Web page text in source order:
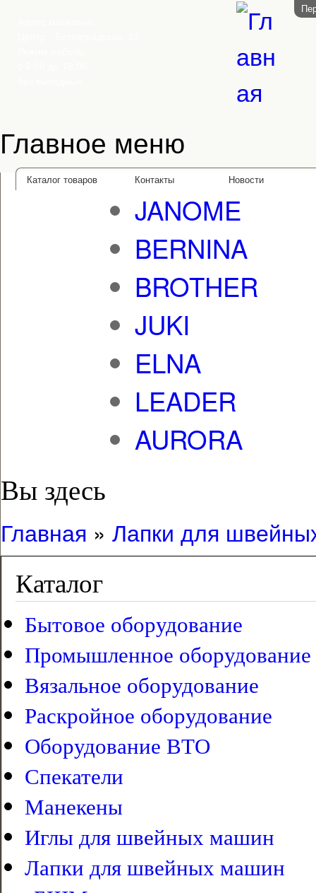
Главное меню
Каталог товаров Контакты Новости
JANOME
BERNINA
BROTHER
JUKI
ELNA
LEADER
AURORA
Вы здесь
Главная » Лапки для
Каталог
Бытовое оборудование
Промышленное оборудование
Вязальное оборудование
Раскройное оборудование
Оборудование ВТО
Спекатели
Манекены
Иглы для швейных машин
Лапки для швейных машин